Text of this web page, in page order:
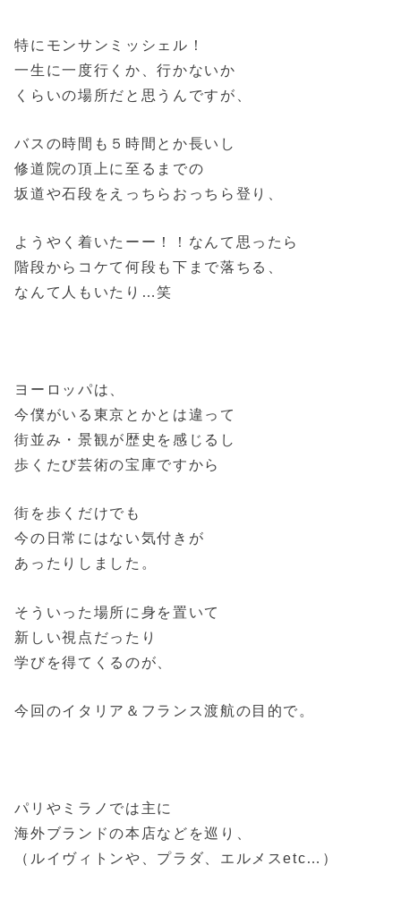
特にモンサンミッシェル！
一生に一度行くか、行かないか
くらいの場所だと思うんですが、
バスの時間も５時間とか長いし
修道院の頂上に至るまでの
坂道や石段をえっちらおっちら登り、
ようやく着いたーー！！なんて思ったら
階段からコケて何段も下まで落ちる、
なんて人もいたり…笑
ヨーロッパは、
今僕がいる東京とかとは違って
街並み・景観が歴史を感じるし
歩くたび芸術の宝庫ですから
街を歩くだけでも
今の日常にはない気付きが
あったりしました。
そういった場所に身を置いて
新しい視点だったり
学びを得てくるのが、
今回のイタリア＆フランス渡航の目的で。
パリやミラノでは主に
海外ブランドの本店などを巡り、
（ルイヴィトンや、プラダ、エルメスetc…）